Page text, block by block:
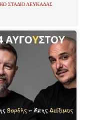
ΣΤΑΔΙΟ ΛΕΥΚΑΔΑΣ